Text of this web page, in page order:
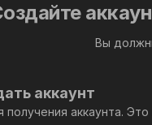
Вы
аккаунт
получения аккаунта. Это